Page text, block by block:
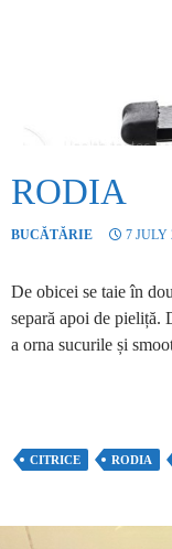
RODIA
BUCĂTĂRIE 7 JULY
De obicei se taie în
separă apoi de pieliță.
a orna sucurile și
CITRICE RODIA